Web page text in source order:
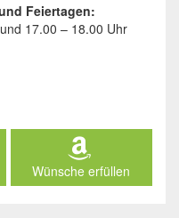
Feiertagen:
und 17.00 – 18.00 Uhr
Wünsche erfüllen